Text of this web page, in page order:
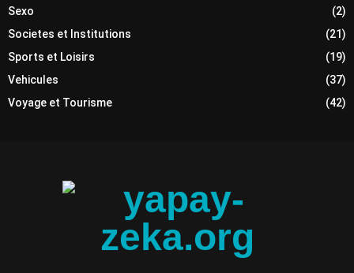
Sexo
(2)
Societes et Institutions
(21)
Sports et Loisirs
(19)
Vehicules
(37)
Voyage et Tourisme
(42)